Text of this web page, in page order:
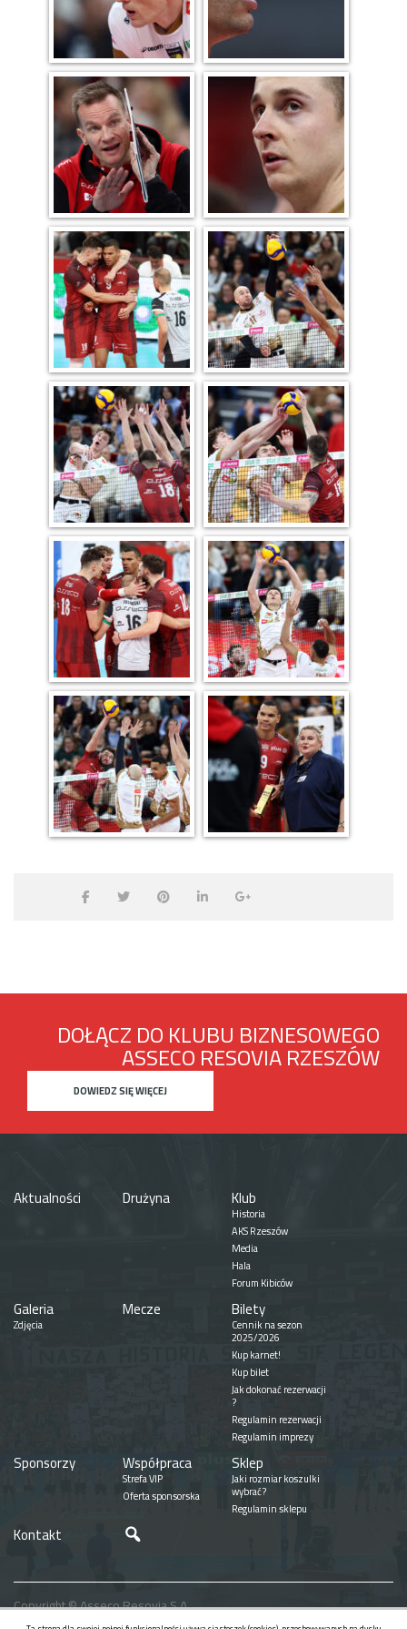
DOŁĄCZ DO KLUBU BIZNESOWEGO
ASSECO RESOVIA RZESZÓW
DOWIEDZ SIĘ WIĘCEJ
Aktualności Drużyna Klub
Historia
AKS Rzeszów
Media
Hala
Forum Kibiców
Galeria
Zdjęcia
Mecze Bilety
Cennik na sezon
2025/2026
Kup karnet!
Kup bilet
Jak dokonać rezerwacji
?
Regulamin rezerwacji
Regulamin imprezy
Sponsorzy Współpraca
Strefa VIP
Oferta sponsorska
Sklep
Jaki rozmiar koszulki
wybrać?
Regulamin sklepu
Kontakt
Copyright © Asseco Resovia S.A.